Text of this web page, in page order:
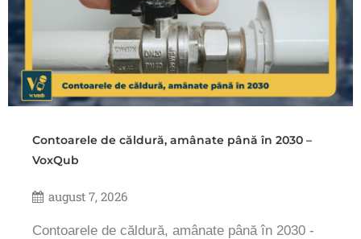
Contoarele de căldură, amânate până în 2030 –
VoxQub
august 7, 2026
Contoarele de căldură, amânate până în 2030 -